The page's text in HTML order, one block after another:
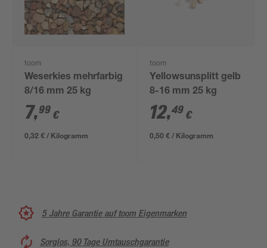
toom
Weserkies mehrfarbig
8/16 mm 25 kg
7,99 €
0,32 € / Kilogramm
toom
Yellowsunsplitt gelb
8-16 mm 25 kg
12,49 €
0,50 € / Kilogramm
5 Jahre Garantie auf toom Eigenmarken
Sorglos, 90 Tage Umtauschgarantie